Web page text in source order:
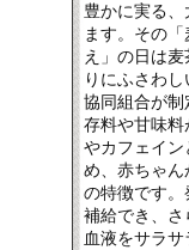
豊かに実る、
ます。その
え」の日は
りにふさわ
協同組合が
存料や甘味料
やカフェイン
め、赤ちゃ
の特徴です。
補給でき、
血液をサラ